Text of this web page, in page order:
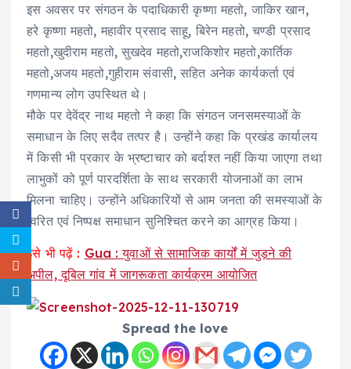
इस अवसर पर संगठन के पदाधिकारी कृष्णा महतो, जाकिर खान,
हरे कृष्णा महतो, महावीर प्रसाद साहू, बिरेन महतो, चण्डी प्रसाद
महतो,खुदीराम महतो, सुखदेव महतो,राजकिशोर महतो,कार्तिक
महतो,अजय महतो,गुहीराम संवासी, सहित अनेक कार्यकर्ता एवं
गणमान्य लोग उपस्थित थे।
मौके पर देवेंद्र नाथ महतो ने कहा कि संगठन जनसमस्याओं के
समाधान के लिए सदैव तत्पर है। उन्होंने कहा कि प्रखंड कार्यालय
में किसी भी प्रकार के भ्रष्टाचार को बर्दाश्त नहीं किया जाएगा तथा
लाभुकों को पूर्ण पारदर्शिता के साथ सरकारी योजनाओं का लाभ
मिलना चाहिए। उन्होंने अधिकारियों से आम जनता की समस्याओं के
त्वरित एवं निष्पक्ष समाधान सुनिश्चित करने का आग्रह किया।
इसे भी पढ़ें : Gua : युवाओं से सामाजिक कार्यों में जुड़ने की
अपील, दूबिल गांव में जागरूकता कार्यक्रम आयोजित
Spread the love